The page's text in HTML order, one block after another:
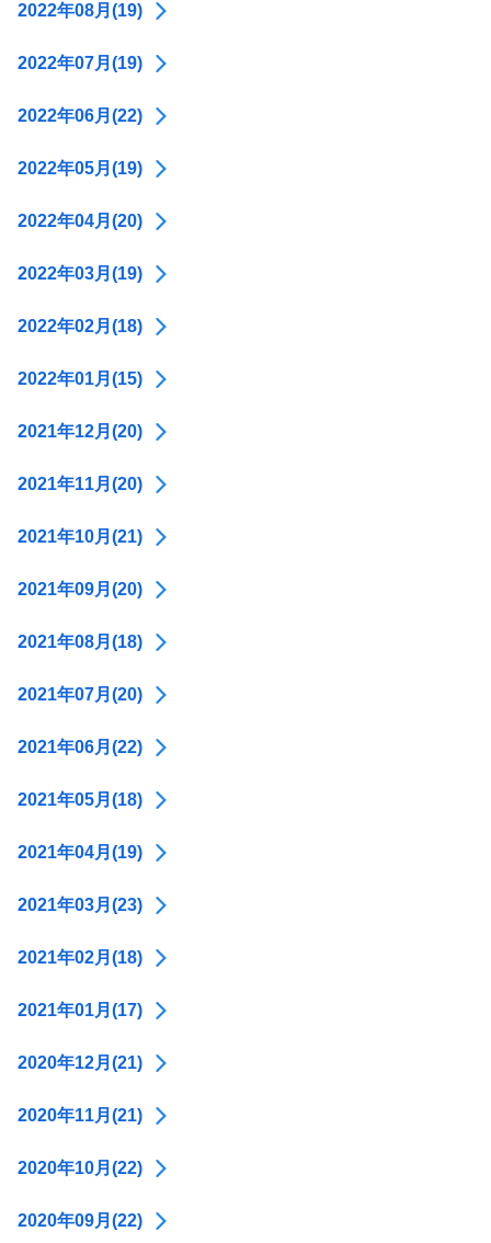
2022年08月(19)
2022年07月(19)
2022年06月(22)
2022年05月(19)
2022年04月(20)
2022年03月(19)
2022年02月(18)
2022年01月(15)
2021年12月(20)
2021年11月(20)
2021年10月(21)
2021年09月(20)
2021年08月(18)
2021年07月(20)
2021年06月(22)
2021年05月(18)
2021年04月(19)
2021年03月(23)
2021年02月(18)
2021年01月(17)
2020年12月(21)
2020年11月(21)
2020年10月(22)
2020年09月(22)